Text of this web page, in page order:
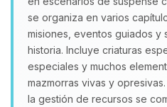
se organiza en varios
misiones, eventos guiados y
historia. Incluye criaturas
especiales y muchos
mazmorras vivas y
la gestión de recursos se